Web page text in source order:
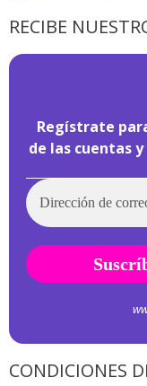
RECIBE
Regístrate
de las cuentas
CONDICIONES